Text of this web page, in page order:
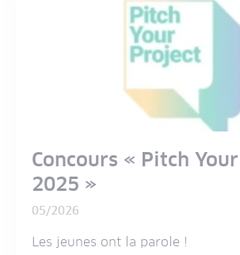
Concours « Pitch
2025 »
05/2026
Les jeunes ont la parole !